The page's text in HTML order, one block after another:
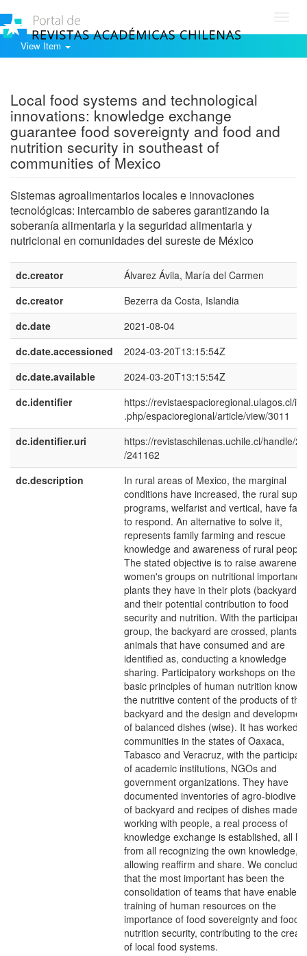
View Item
Local food systems and technological
innovations: knowledge exchange
guarantee food sovereignty and food and
nutrition security in southeast of
communities of Mexico
Sistemas agroalimentarios locales e innovaciones
tecnológicas: intercambio de saberes garantizando la
soberanía alimentaria y la seguridad alimentaria y
nutricional en comunidades del sureste de México
dc.creator
Álvarez Ávila, María del Carmen
dc.creator
Bezerra da Costa, Islandia
dc.date
2021-08-04
dc.date.accessioned
2024-03-20T13:15:54Z
dc.date.available
2024-03-20T13:15:54Z
dc.identifier
https://revistaespacioregional.ulagos.cl/
.php/espacioregional/article/view/3011
dc.identifier.uri
https://revistaschilenas.uchile.cl/handle/
/241162
dc.description
In rural areas of Mexico, the marginal
conditions have increased, the rural
programs, welfarist and vertical, have
to respond. An alternative to solve it,
represents family farming and rescue
knowledge and awareness of rural
The stated objective is to raise
women's groups on nutritional
plants they have in their plots (backyard)
and their potential contribution to food
security and nutrition. With the participant
group, the backyard are crossed, plants
animals that have consumed and are
identified as, conducting a knowledge
sharing. Participatory workshops on the
basic principles of human nutrition known,
the nutritive content of the products of the
backyard and the design and
of balanced dishes (wise). It has worked
communities in the states of Oaxaca,
Tabasco and Veracruz, with the
of academic institutions, NGOs and
government organizations. They have
documented inventories of agro-
of backyard and recipes of dishes made.
working with people, a real process of
knowledge exchange is established, all
from all recognizing the own knowledge,
allowing reaffirm and share. We conclude
that the most important has been the
consolidation of teams that have enabled
training of human resources on the
importance of food sovereignty and food
nutrition security, contributing to the
of local food systems.